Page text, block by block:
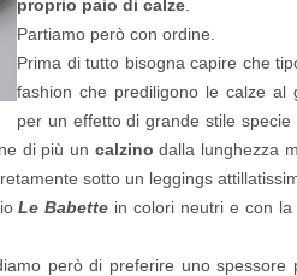
proprio paio di calze
Partiamo però con ordine.
Prima di tutto bisogna capire che
fashion che prediligono le calze al
per un effetto di grande stile
di più un calzino dalla lunghezza
sotto un leggings
Le Babette in colori neutri e con
però di preferire uno